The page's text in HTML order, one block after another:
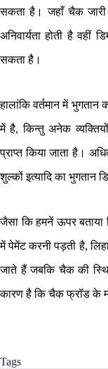
सकता है। जहाँ चैक जारी
अनिवार्यता होती है वहीं
सकता है।
हालांकि वर्तमान में
में है, किन्तु अनेक
प्राप्त किया जाता है।
शुल्कों इत्यादि का भुगतान
जैसा कि हमनें ऊपर बताया
में पेमेंट करनी पड़ती है,
जाते हैं जबकि चैक की
कारण है कि चैक फ्रॉड के
Tags